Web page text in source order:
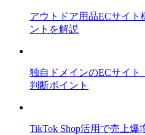
アウトドア用品ECサイト
ントを解説
独自ドメインのECサイト
判断ポイント
TikTok Shop活用で売上